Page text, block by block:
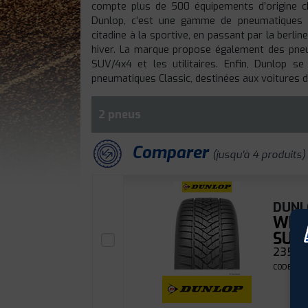
compte plus de 500 équipements d’origine
Dunlop, c’est une gamme de
citadine à la sportive, en passant par la
hiver. La marque propose également des
SUV/4x4 et les utilitaires. Enfin, Dunlop
pneumatiques Classic, destinées aux voitures
2 pneus
Comparer (jusqu'à 4 produits)
SUV
235/
CODE